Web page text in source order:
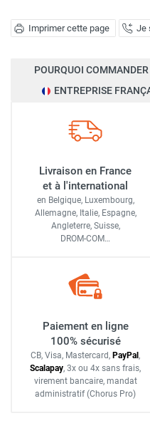
Imprimer cette page Je
POURQUOI
ENTREPRISE
Livraison en France
et à l'international
en Belgique, Luxembourg,
Allemagne, Italie, Espagne,
Angleterre, Suisse,
DROM-COM…
Paiement en ligne
100% sécurisé
CB, Visa, Mastercard, PayPal ,
Scalapay, 3x ou 4x sans frais,
virement bancaire, mandat
administratif (Chorus Pro)